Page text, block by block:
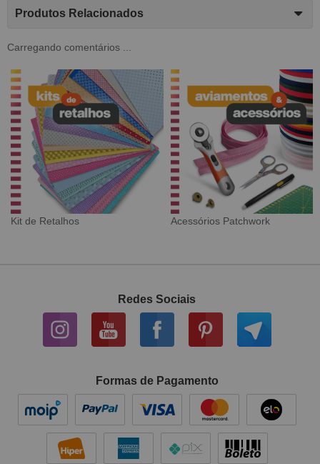
Produtos Relacionados
Carregando comentários ...
Tecido Digital Sarja Impermeável
Redes Sociais
Formas de Pagamento